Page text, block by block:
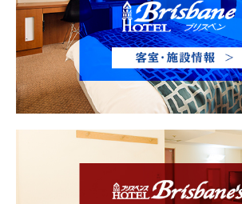
周辺情報・リンク集
アクセス
会社概要